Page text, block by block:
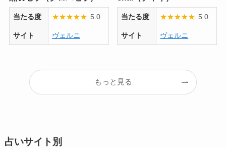
当たる度 ★★★★★ 5.0
サイト ヴェルニ
当たる度 ★★★★★ 5.0
サイト ヴェルニ
もっと見る
占いサイト別